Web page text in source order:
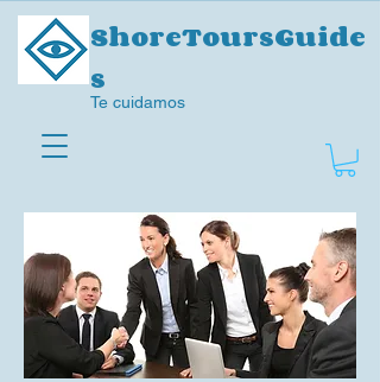
ShoreToursGuide
s
Te cuidamos